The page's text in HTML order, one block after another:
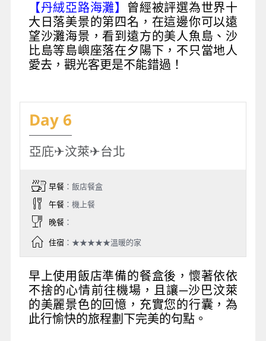
【丹絨亞路海灘】 曾經被評選為世界十
大日落美景的第四名，在這邊你可以遠
望沙灘海景，看到遠方的美人魚島、沙
比島等島嶼座落在夕陽下，不只當地人
愛去，觀光客更是不能錯過！
Day 6
亞庇✈汶萊✈台北
早餐：飯店餐盒
午餐：機上餐
晚餐：
住宿：★★★★★溫暖的家
早上使用飯店準備的餐盒後，懷著依依
不捨的心情前往機場，且讓─沙巴汶萊
的美麗景色的回憶，充實您的行囊，為
此行愉快的旅程劃下完美的句點。